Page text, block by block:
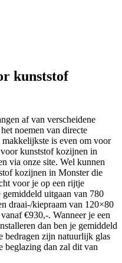
kunststof
af van verscheidene
noemen van directe
is even om voor
kunststof kozijnen in
via onze site. Wel kunnen
kozijnen in Monster die
voor je op een rijtje
gemiddeld uitgaan van 780
draai-/kiepraam van 120×80
€930,-. Wanneer je een
dan ben je gemiddeld
bedragen zijn natuurlijk glas
beglazing dan zal dit van